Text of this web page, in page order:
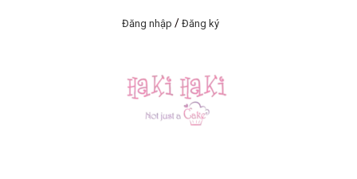
Đăng nhập / Đăng ký